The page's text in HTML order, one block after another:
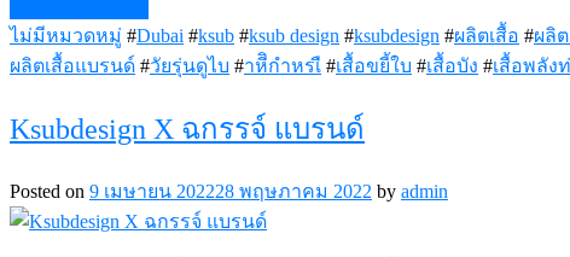
ไม่มีหมวดหมู่ #Dubai #ksub #ksub design #ksubdesign #ผลิตเสื้อ #ผลิ
ผลิตเสื้อแบรนด์ #วัยรุ่นดูไบ #าหีิกำหรเื #เสื้อขยี้ใบ #เสื้อบัง #เสื้อพลัง
Ksubdesign X ฉกรรจ์ แบรนด์
Posted on 9 เมษายน 202228 พฤษภาคม 2022 by admin